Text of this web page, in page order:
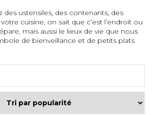
des ustensiles, des contenants, des
cuisine, on sait que c’est l’endroit ou
mais aussi le lieux de vie que nous
de bienveillance et de petits plats